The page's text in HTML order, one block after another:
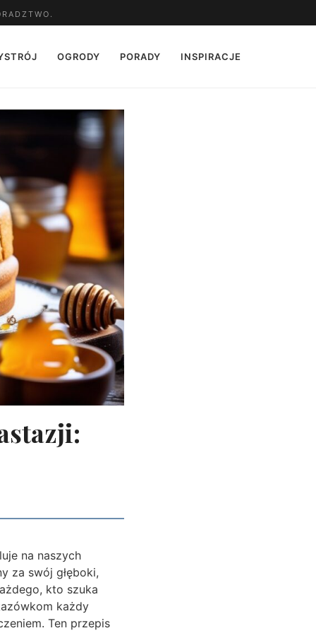
OGRODY PORADY INSPIRACJE
na naszych
za swój głęboki,
kto szuka
każdy
Ten przepis